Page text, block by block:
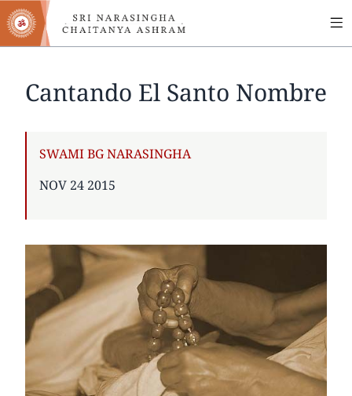
Skip
to
main
Cantando El Santo Nombre
AUTHOR
SWAMI BG NARASINGHA
PUBLISHED
NOV 24 2015